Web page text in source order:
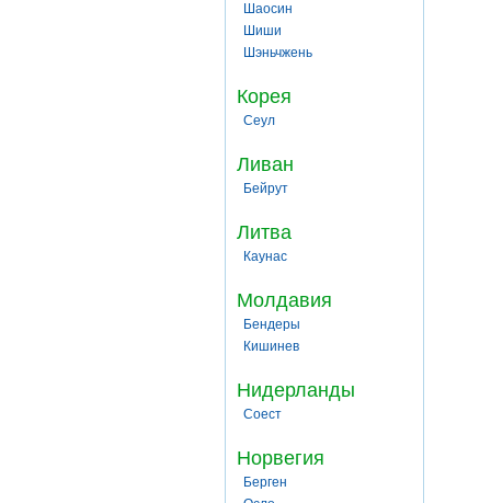
Шаосин
Шиши
Шэньчжень
Корея
Сеул
Ливан
Бейрут
Литва
Каунас
Молдавия
Бендеры
Кишинев
Нидерланды
Соест
Норвегия
Берген